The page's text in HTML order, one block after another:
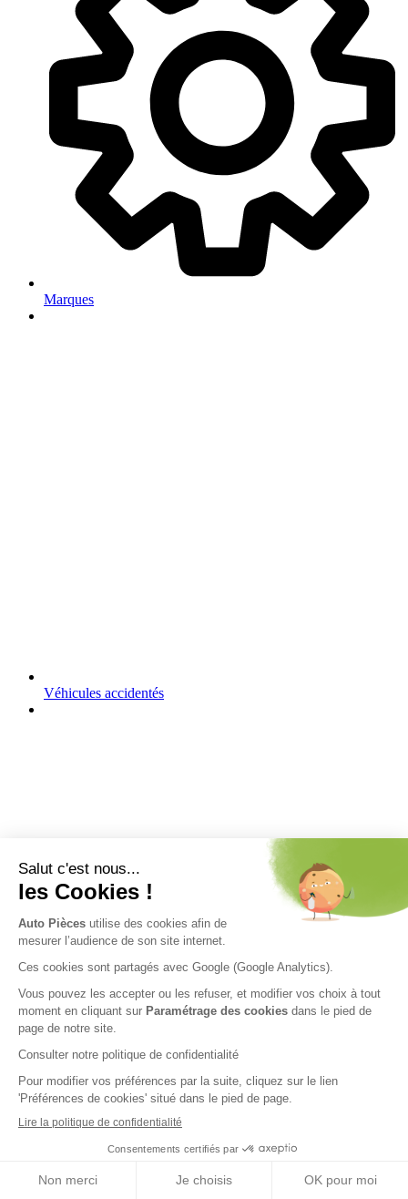
Marques
Véhicules accidentés
Nos engagements